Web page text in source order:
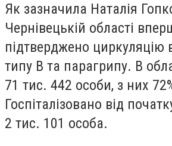
Як зазначила Наталія
Чернівецькій області
підтверджено циркуляцію
типу B та парагрипу. В
71 тис. 442 особи, з них
Госпіталізовано від
2 тис. 101 особа.